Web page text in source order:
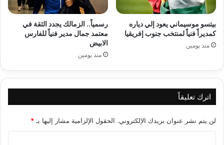
بيتسو موسيماني يعود إلي دياره
كمديراً فنياً لمنتخب جنوب إفريقيا
منذ يومين
رسمياً.. الزمالك يجدد الثقة في
معتمد جمال مدير فنياً للفارس
الابيض
منذ يومين
اترك تعليقاً
لن يتم نشر عنوان بريدك الإلكتروني. الحقول الإلزامية مشار إليها بـ *